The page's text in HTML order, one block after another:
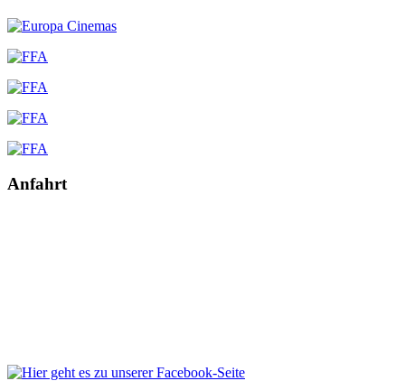
Anfahrt